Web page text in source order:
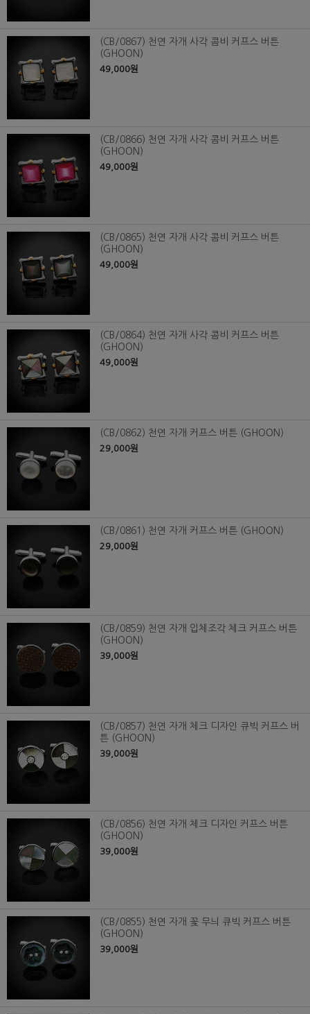
(CB/0867) 천연 자개 사각 콤비 커프스 버튼
(GHOON)
49,000원
(CB/0866) 천연 자개 사각 콤비 커프스 버튼
(GHOON)
49,000원
(CB/0865) 천연 자개 사각 콤비 커프스 버튼
(GHOON)
49,000원
(CB/0864) 천연 자개 사각 콤비 커프스 버튼
(GHOON)
49,000원
(CB/0862) 천연 자개 커프스 버튼 (GHOON)
29,000원
(CB/0861) 천연 자개 커프스 버튼 (GHOON)
29,000원
(CB/0859) 천연 자개 입체조각 체크 커프스 버튼
(GHOON)
39,000원
(CB/0857) 천연 자개 체크 디자인 큐빅 커프스 버
튼 (GHOON)
39,000원
(CB/0856) 천연 자개 체크 디자인 커프스 버튼
(GHOON)
39,000원
(CB/0855) 천연 자개 꽃 무늬 큐빅 커프스 버튼
(GHOON)
39,000원